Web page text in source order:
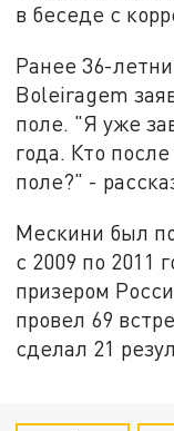
в беседе с
Ранее 36-
Boleiragem
поле. "Я уже
года. Кто
поле?" -
Мескини был
с 2009 по 2011
призером
провел 69
сделал 21